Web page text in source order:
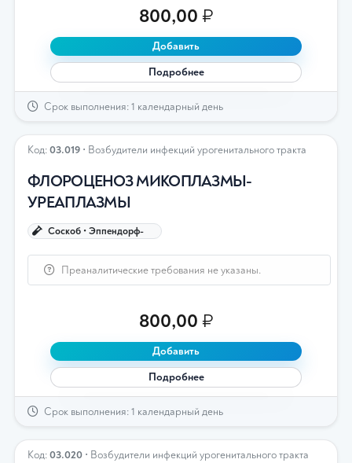
800,00 ₽
Добавить
Подробнее
Срок выполнения: 1 календарный день
Код:03.019 • Возбудители инфекций урогенитального тракта
ФЛОРОЦЕНОЗ МИКОПЛАЗМЫ-
УРЕАПЛАЗМЫ
Соскоб • Эппендорф-
Преаналитические требования не указаны.
800,00 ₽
Добавить
Подробнее
Срок выполнения: 1 календарный день
Код:03.020 • Возбудители инфекций урогенитального тракта